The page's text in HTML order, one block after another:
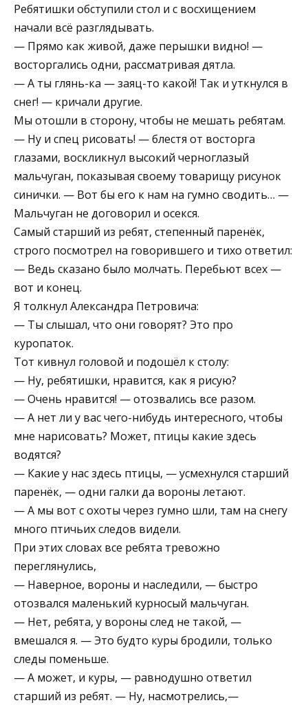
Ребятишки обступили стол и с восхищением
начали всё разглядывать.
— Прямо как живой, даже перышки видно! —
восторгались одни, рассматривая дятла.
— А ты глянь-ка — заяц-то какой! Так и уткнулся в
снег! — кричали другие.
Мы отошли в сторону, чтобы не мешать ребятам.
— Ну и спец рисовать! — блестя от восторга
глазами, воскликнул высокий черноглазый
мальчуган, показывая своему товарищу рисунок
синички. — Вот бы его к нам на гумно сводить… —
Мальчуган не договорил и осекся.
Самый старший из ребят, степенный паренёк,
строго посмотрел на говорившего и тихо ответил:
— Ведь сказано было молчать. Перебьют всех —
вот и конец.
Я толкнул Александра Петровича:
— Ты слышал, что они говорят? Это про
куропаток.
Тот кивнул головой и подошёл к столу:
— Ну, ребятишки, нравится, как я рисую?
— Очень нравится! — отозвались все разом.
— А нет ли у вас чего-нибудь интересного, чтобы
мне нарисовать? Может, птицы какие здесь
водятся?
— Какие у нас здесь птицы, — усмехнулся старший
паренёк, — одни галки да вороны летают.
— А мы вот с охоты через гумно шли, там на снегу
много птичьих следов видели.
При этих словах все ребята тревожно
переглянулись,
— Наверное, вороны и наследили, — быстро
отозвался маленький курносый мальчуган.
— Нет, ребята, у вороны след не такой, —
вмешался я. — Это будто куры бродили, только
следы поменьше.
— А может, и куры, — равнодушно ответил
старший из ребят. — Ну, насмотрелись,—